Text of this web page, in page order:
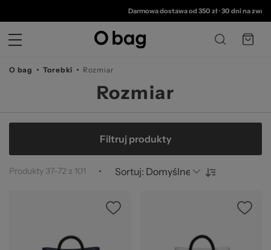
© Darmowa dostawa od 350 zł•30 dni na zwrot•2
O bag Torebki Rozmiar
Rozmiar
Produkty 37-72 z 101 Sortuj:
Filtruj produkty